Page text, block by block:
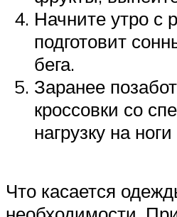
Начните утро с
подготовит
бега.
Заранее
кроссовки со
нагрузку на
Что касается